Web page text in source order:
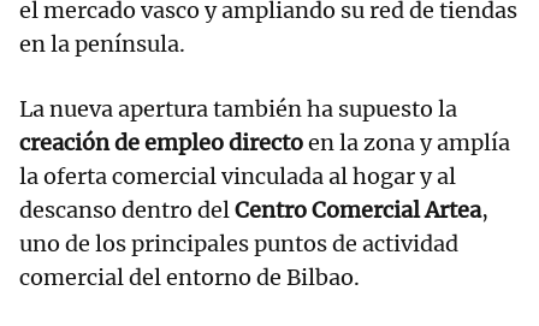
el mercado vasco y ampliando su red de tiendas
en la península.
La nueva apertura también ha supuesto la
creación de empleo directoen la zona y amplía
la oferta comercial vinculada al hogar y al
descanso dentro delCentro Comercial Artea,
uno de los principales puntos de actividad
comercial del entorno de Bilbao.